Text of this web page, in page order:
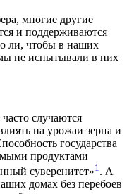
многие другие
и поддерживаются
ли, чтобы в наших
не испытывали в них
случаются
на урожаи зерна и
государства
продуктами
суверенитет»1 . А
домах без перебоев